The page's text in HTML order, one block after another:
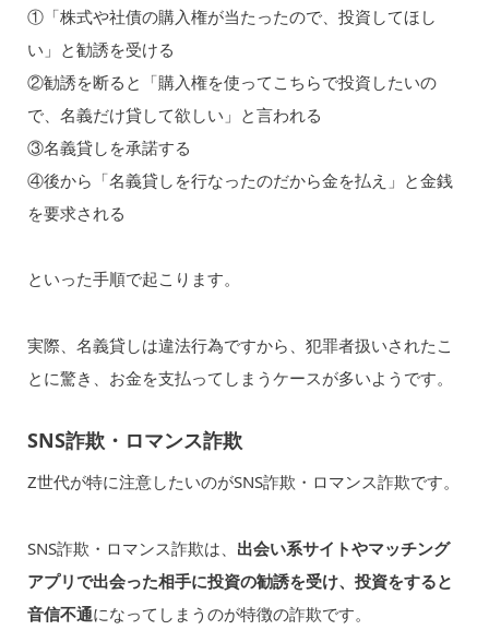
①「株式や社債の購入権が当たったので、投資してほし
い」と勧誘を受ける
②勧誘を断ると「購入権を使ってこちらで投資したいの
で、名義だけ貸して欲しい」と言われる
③名義貸しを承諾する
④後から「名義貸しを行なったのだから金を払え」と金銭
を要求される
といった手順で起こります。
実際、名義貸しは違法行為ですから、犯罪者扱いされたこ
とに驚き、お金を支払ってしまうケースが多いようです。
SNS詐欺・ロマンス詐欺
Z世代が特に注意したいのがSNS詐欺・ロマンス詐欺です。
SNS詐欺・ロマンス詐欺は、 出会い系サイトやマッチング
アプリで出会った相手に投資の勧誘を受け、投資をすると
音信不通になってしまうのが特徴の詐欺です。